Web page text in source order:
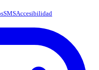
SMSAccesibilidad